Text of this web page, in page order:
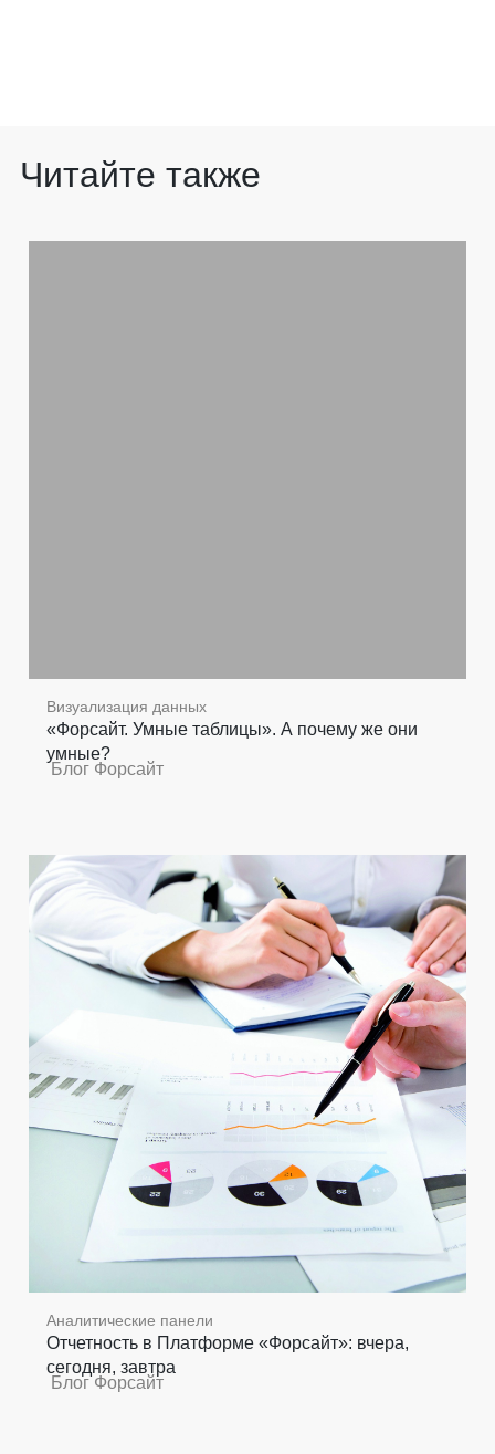
Читайте также
Визуализация данных
«Форсайт. Умные таблицы». А почему же они
умные?
Блог Форсайт
Аналитические панели
Отчетность в Платформе «Форсайт»: вчера,
сегодня, завтра
Блог Форсайт